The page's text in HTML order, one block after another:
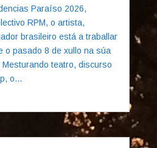
Paraíso 2026,
RPM, o artista,
brasileiro está a traballar
o pasado 8 de xullo na súa
teatro, discurso
o...